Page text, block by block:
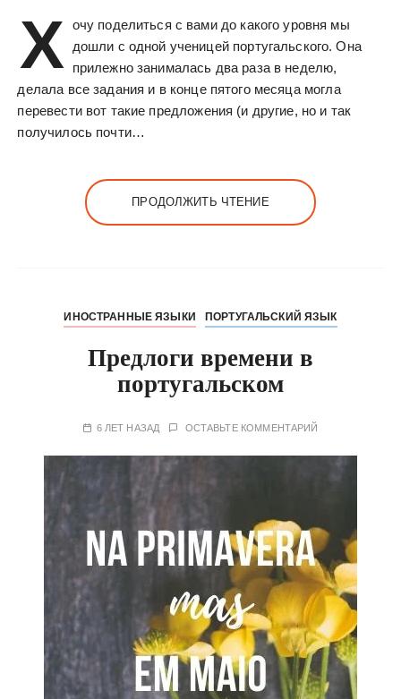
Х
очу поделиться с вами до какого уровня мы
дошли с одной ученицей португальского. Она
прилежно занималась два раза в неделю,
делала все задания и в конце пятого месяца могла
перевести вот такие предложения (и другие, но и так
получилось почти…
ПРОДОЛЖИТЬ ЧТЕНИЕ
ИНОСТРАННЫЕ ЯЗЫКИ ПОРТУГАЛЬСКИЙ ЯЗЫК
Предлоги времени в
португальском
6 ЛЕТ НАЗАД ОСТАВЬТЕ КОММЕНТАРИЙ